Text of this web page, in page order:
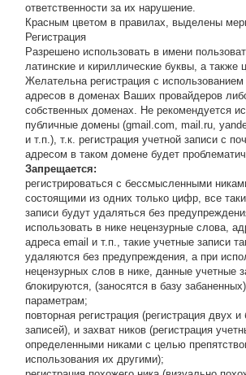
ответственности за их нарушение.
Красным цветом в правилах, выделены
Регистрация
Разрешено использовать в имени
латинские и кириллические буквы, а также
Желательна регистрация с использованием
адресов в доменах Ваших провайдеров
собственных доменах. Не рекомендуется
публичные домены (gmail.com, mail.ru,
и т.п.), т.к. регистрация учетной записи с
адресом в таком домене будет
Запрещается:
регистрироваться с бессмысленными
состоящими из одних только цифр, все
записи будут удаляться без
использовать в нике нецензурные слова,
адреса email и т.п., такие учетные записи
удаляются без предупреждения, а при
нецензурных слов в нике, данные учетные
блокируются, (заносятся в базу
параметрам;
повторная регистрация (регистрация двух
записей), и захват ников (регистрация
определенными никами с целью
использования их другими);